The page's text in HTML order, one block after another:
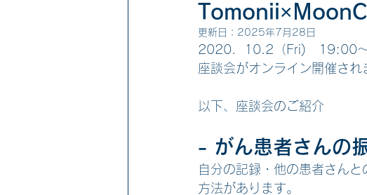
セミナー・研修事業
更新日： 2025年7月28日
2020．10.2（Fri)　19:00～
座談会がオンライン開催され
以下、座談会のご紹介
- がん患者さんの
自分の記録・他の患者さん
方法があります。